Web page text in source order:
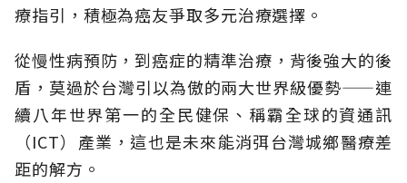
療指引，積極為癌友爭取多元治療選擇。
從慢性病預防，到癌症的精準治療，背後強大的後
盾，莫過於台灣引以為傲的兩大世界級優勢——連
續八年世界第一的全民健保、稱霸全球的資通訊
（ICT）產業，這也是未來能消弭台灣城鄉醫療差
距的解方。